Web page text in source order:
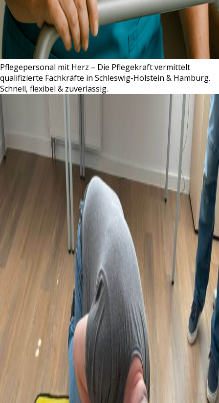
Pflegepersonal mit Herz – Die Pflegekraft vermittelt
qualifizierte Fachkräfte in Schleswig-Holstein & Hamburg.
Schnell, flexibel & zuverlässig.